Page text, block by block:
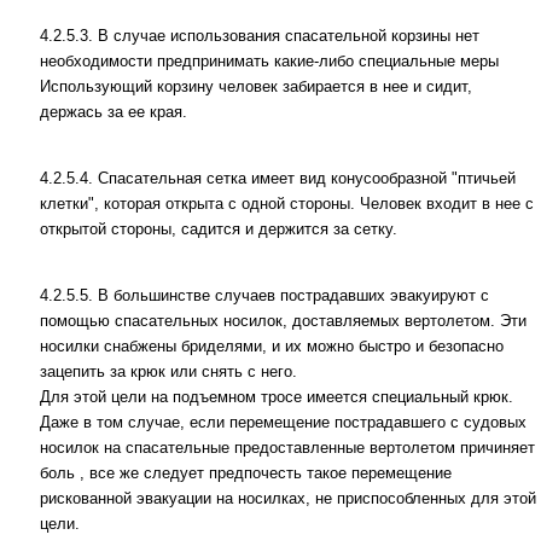
4.2.5.3. В случае использования спасательной корзины нет
необходимости предпринимать какие-либо специальные меры
Использующий корзину человек забирается в нее и сидит,
держась за ее края.
4.2.5.4. Спасательная сетка имеет вид конусообразной "птичьей
клетки", которая открыта с одной стороны. Человек входит в нее с
открытой стороны, садится и держится за сетку.
4.2.5.5. В большинстве случаев пострадавших эвакуируют с
помощью спасательных носилок, доставляемых вертолетом. Эти
носилки снабжены бриделями, и их можно быстро и безопасно
зацепить за крюк или снять с него.
Для этой цели на подъемном тросе имеется специальный крюк.
Даже в том случае, если перемещение пострадавшего с судовых
носилок на спасательные предоставленные вертолетом причиняет
боль , все же следует предпочесть такое перемещение
рискованной эвакуации на носилках, не приспособленных для этой
цели.